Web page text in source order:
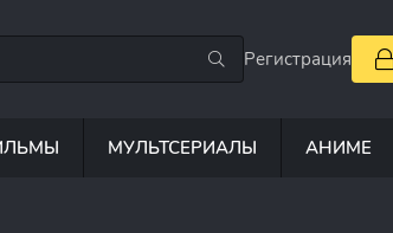
Регистрация
МУЛЬТСЕРИАЛЫ АНИМЕ